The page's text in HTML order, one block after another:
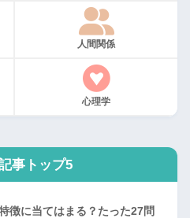
人間関係
心理学
事トップ5
徴に当てはまる？たった27問